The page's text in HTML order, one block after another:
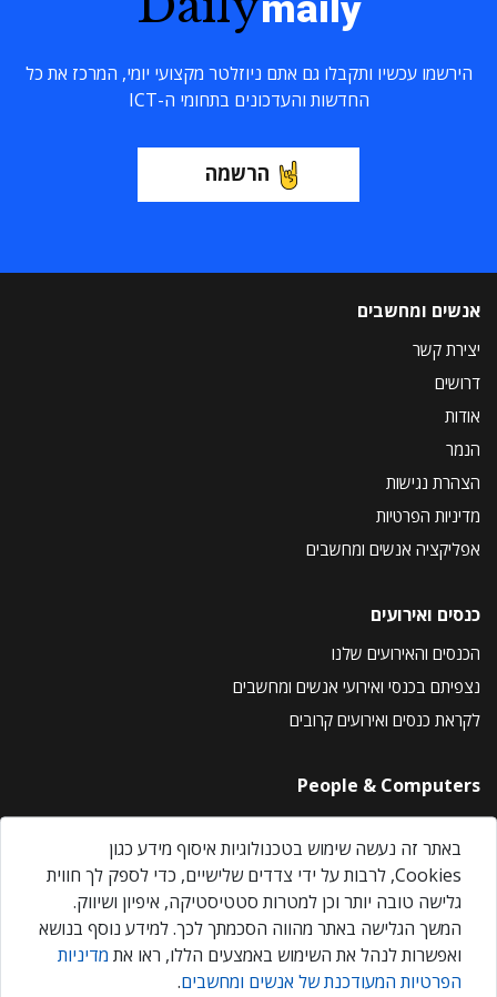
הירשמו עכשיו ותקבלו גם אתם ניוזלטר מקצועי יומי, המרכז את כל
החדשות והעדכונים בתחומי ה-ICT
הרשמה
אנשים ומחשבים
יצירת קשר
דרושים
אודות
הנמר
הצהרת נגישות
מדיניות הפרטיות
אפליקציה אנשים ומחשבים
כנסים ואירועים
הכנסים והאירועים שלנו
נצפיתם בכנסי ואירועי אנשים ומחשבים
לקראת כנסים ואירועים קרובים
People & Computers
About Us
Privacy Policy
Contact Us
Our Events
באתר זה נעשה שימוש בטכנולוגיות איסוף מידע כגון
Cookies, לרבות על ידי צדדים שלישיים, כדי לספק לך חווית
גלישה טובה יותר וכן למטרות סטטיסטיקה, איפיון ושיווק.
המשך הגלישה באתר מהווה הסכמתך לכך. למידע נוסף בנושא
ואפשרות לנהל את השימוש באמצעים הללו, ראו את מדיניות
הפרטיות המעודכנת של אנשים ומחשבים.